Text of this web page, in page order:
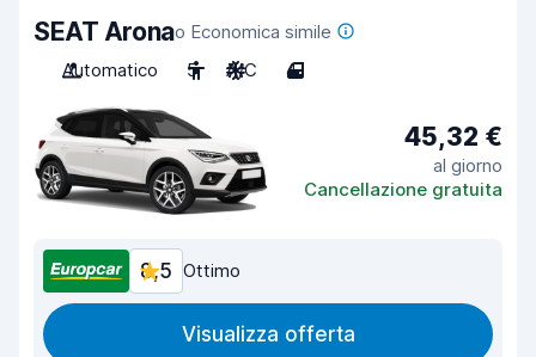
SEAT Aronao Economica simile
Automatico
5 A/C 4
45,32 €
al giorno
Cancellazione gratuita
8,5 Ottimo
Visualizza offerta